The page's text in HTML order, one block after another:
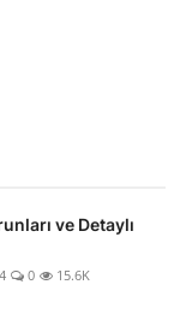
ve Detaylı
0 15.6K